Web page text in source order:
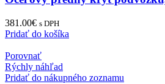
381.00€ s DPH
Pridať do košíka
Porovnať
Rýchly náhľad
Pridať do nákupného zoznamu